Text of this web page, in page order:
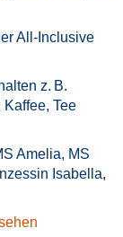
All-Inclusive
z. B.
Tee
Amelia, MS
Isabella,